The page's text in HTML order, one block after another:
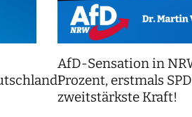
AfD-Sensation in
Prozent, erstmals
zweitstärkste Kraft!